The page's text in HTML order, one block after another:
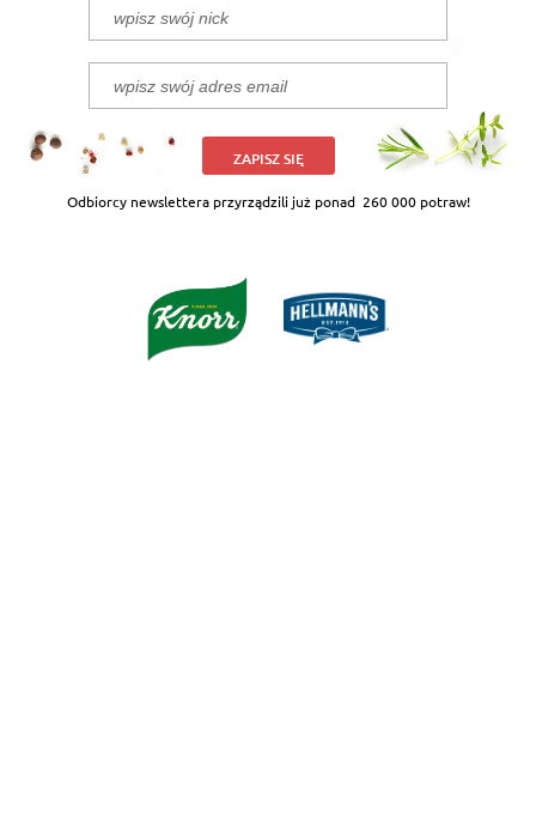
ZAPISZ SIĘ
Odbiorcy newslettera przyrządzili już ponad 260 000 potraw!